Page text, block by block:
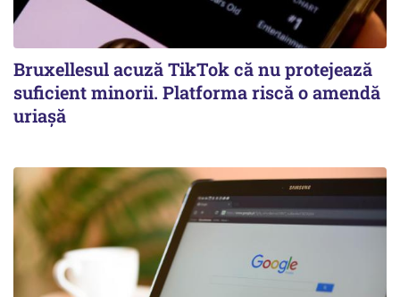
Bruxellesul acuză TikTok că nu protejează
suficient minorii. Platforma riscă o amendă
uriașă